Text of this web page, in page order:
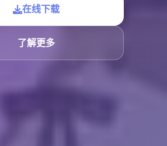
在线下载
了解更多